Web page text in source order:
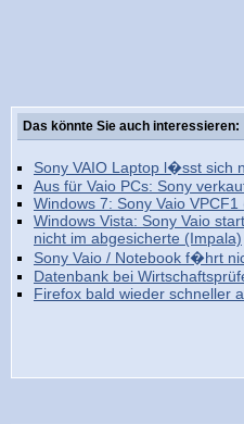
Das könnte Sie auch interessieren:
Sony VAIO Laptop l�sst sich
Aus für Vaio PCs: Sony
Windows 7: Sony Vaio VPCF1
Windows Vista: Sony Vaio
nicht im abgesicherte (Impala)
Sony Vaio / Notebook f�hrt
Datenbank bei
Firefox bald wieder schneller